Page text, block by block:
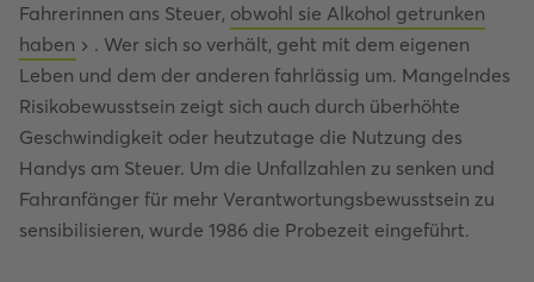
Fahrerinnen ans Steuer, obwohl sie Alkohol getrunken
haben
. Wer sich so verhält, geht mit dem eigenen
Leben und dem der anderen fahrlässig um. Mangelndes
Risikobewusstsein zeigt sich auch durch überhöhte
Geschwindigkeit oder heutzutage die Nutzung des
Handys am Steuer. Um die Unfallzahlen zu senken und
Fahranfänger für mehr Verantwortungsbewusstsein zu
sensibilisieren, wurde 1986 die Probezeit eingeführt.